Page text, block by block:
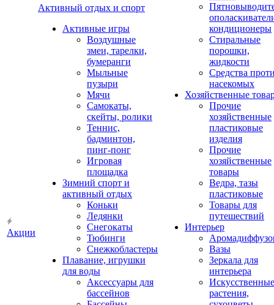
Акции
Активный отдых и спорт
Активные игры
Воздушные
змеи, тарелки,
бумеранги
Мыльные
пузыри
Мячи
Самокаты,
скейты, ролики
Теннис,
бадминтон,
пинг-понг
Игровая
площадка
Зимний спорт и
активный отдых
Коньки
Ледянки
Снегокаты
Тюбинги
Снежкобластеры
Плавание, игрушки
для воды
Аксессуары для
бассейнов
кондиционеры
Стиральные
порошки,
жидкости
Средства
насекомых
Хозяйственные
Прочие
хозяйственные
пластиковые
изделия
Прочие
хозяйственные
товары
Ведра, тазы
пластиковые
Товары для
путешествий
Интерьер
Вазы
Зеркала для
интерьера
Искусственные
растения,